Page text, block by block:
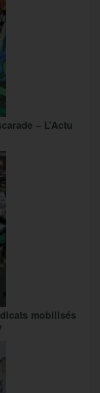
– L’Actu
mobilisés